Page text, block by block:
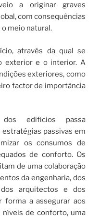
a originar graves
com consequências
meio natural.
através da qual se
exterior e o interior. A
exteriores, como
factor de importância
edifícios passa
passivas em
os consumos de
de conforto. Os
de uma colaboração
da engenharia, dos
arquitectos e dos
forma a assegurar aos
níveis de conforto, uma